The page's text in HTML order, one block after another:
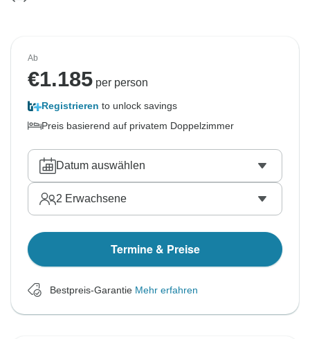
Ab
€1.185 per person
Registrieren to unlock savings
Preis basierend auf privatem Doppelzimmer
Datum auswählen
2 Erwachsene
Termine & Preise
Bestpreis-Garantie Mehr erfahren